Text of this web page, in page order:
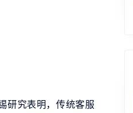
研究表明，传统客服